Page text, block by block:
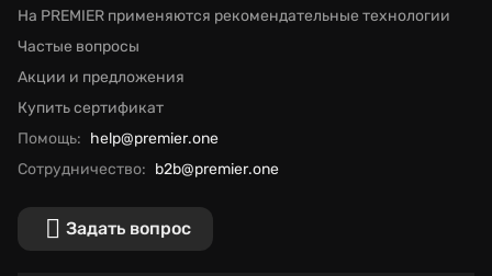
На PREMIER применяются рекомендательные технологии
Частые вопросы
Акции и предложения
Купить сертификат
Помощь: help@premier.one
Сотрудничество: b2b@premier.one
Задать вопрос